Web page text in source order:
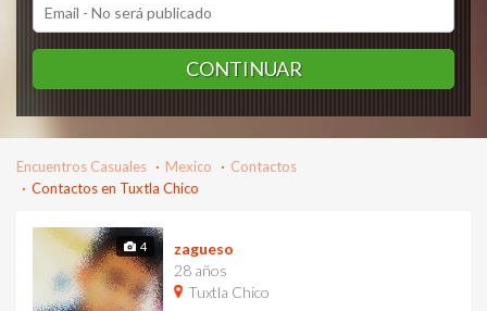
CONTINUAR
Encuentros Casuales Mexico
Contactos
Contactos en Tuxtla Chico
4
zagueso
28 años
Tuxtla Chico